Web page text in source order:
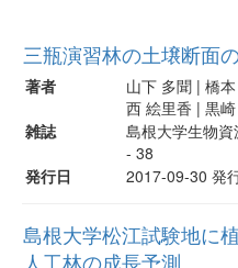
三瓶演習林の土壌断面
著者
山下 多聞 | 橋
西 絵里香 | 黒
雑誌
島根大学生物
- 38
発行日
2017-09-30 発
島根大学松江試験地に
人工林の成長予測